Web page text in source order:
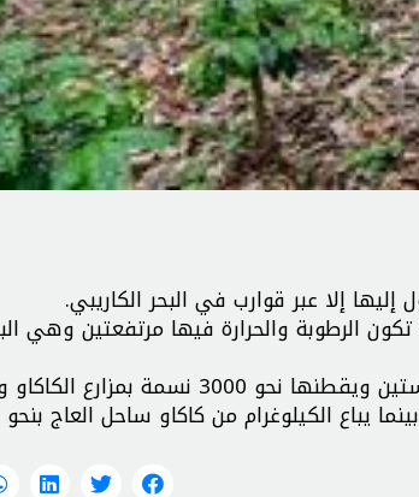
إلا عبر قوارب في البحر الكاريبي.
الرطوبة والحرارة فيها مرتفعتين وهي
وفيما تشتهر قرية تشواو الصغيرة التي تأسست عام الف وستمئة وستين ويقطنها نحو
يباع الکيلوغرام من کاکاو ساحل العاج بنحو